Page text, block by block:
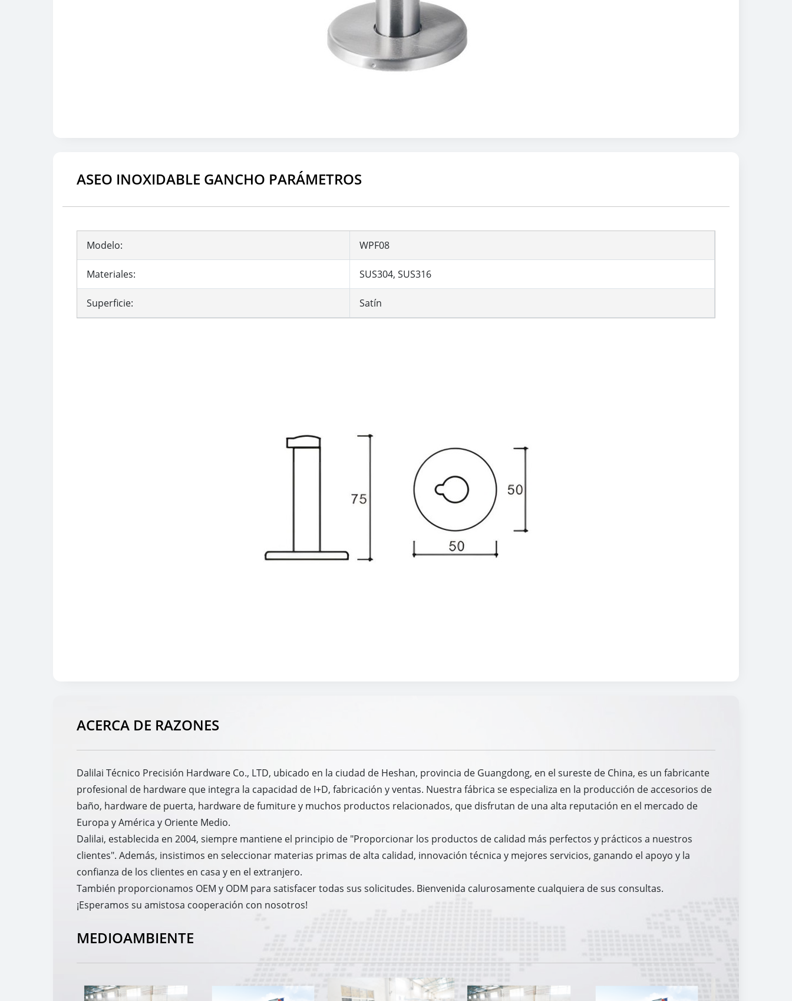
ASEO INOXIDABLE GANCHO PARÁMETROS
Modelo: WPF08
Materiales: SUS304, SUS316
Superficie: Satín
ACERCA DE RAZONES
Dalilai Técnico Precisión Hardware Co., LTD, ubicado en la ciudad de Heshan, provincia de Guangdong, en el sureste de China, es un fabricante
profesional de hardware que integra la capacidad de I+D, fabricación y ventas. Nuestra fábrica se especializa en la producción de accesorios de
baño, hardware de puerta, hardware de fumiture y muchos productos relacionados, que disfrutan de una alta reputación en el mercado de
Europa y América y Oriente Medio.
Dalilai, establecida en 2004, siempre mantiene el principio de "Proporcionar los productos de calidad más perfectos y prácticos a nuestros
clientes". Además, insistimos en seleccionar materias primas de alta calidad, innovación técnica y mejores servicios, ganando el apoyo y la
confianza de los clientes en casa y en el extranjero.
También proporcionamos OEM y ODM para satisfacer todas sus solicitudes. Bienvenida calurosamente cualquiera de sus consultas.
¡Esperamos su amistosa cooperación con nosotros!
MEDIOAMBIENTE